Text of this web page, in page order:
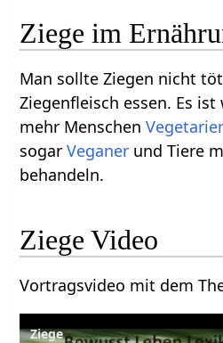
Ziege im
Man sollte Ziegen nicht
Ziegenfleisch essen. Es
mehr MenschenVegetarier
sogarVeganer und Tiere
behandeln.
Ziege‏‎ Video
Ziege‏‎